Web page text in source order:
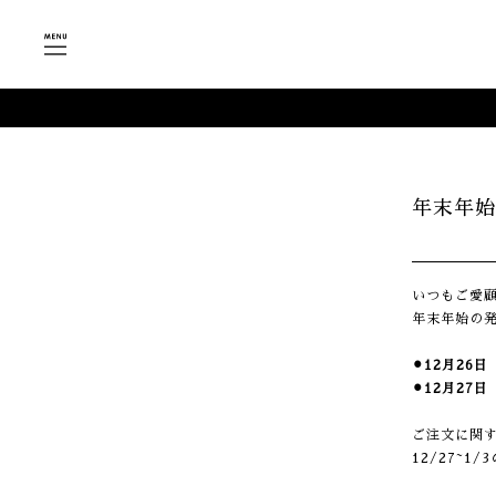
年末年
いつもご愛
年末年始の
⚫︎12月26日
⚫︎12月27日
ご注文に関
12/27~1/3の